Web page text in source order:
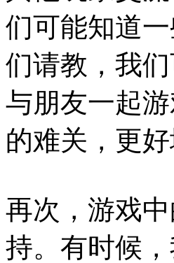
们可能知道
们请教，我
与朋友一起
的难关，更
再次，游戏
持。有时候